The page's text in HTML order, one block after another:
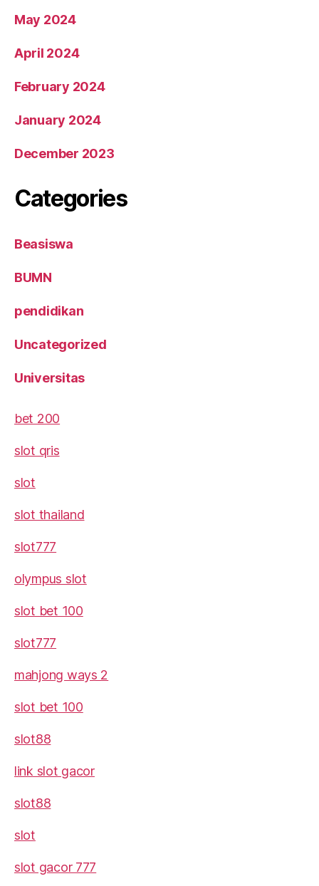
May 2024
April 2024
February 2024
January 2024
December 2023
Categories
Beasiswa
BUMN
pendidikan
Uncategorized
Universitas
bet 200
slot qris
slot
slot thailand
slot777
olympus slot
slot bet 100
slot777
mahjong ways 2
slot bet 100
slot88
link slot gacor
slot88
slot
slot gacor 777